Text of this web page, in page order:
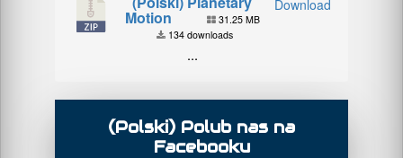
Download
Motion
31.25 MB
134 downloads
...
(Polski) Polub nas na
Facebooku